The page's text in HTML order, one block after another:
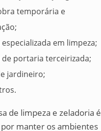
temporária e
em limpeza;
de portaria terceirizada;
jardineiro;
de limpeza e zeladoria é
manter os ambientes